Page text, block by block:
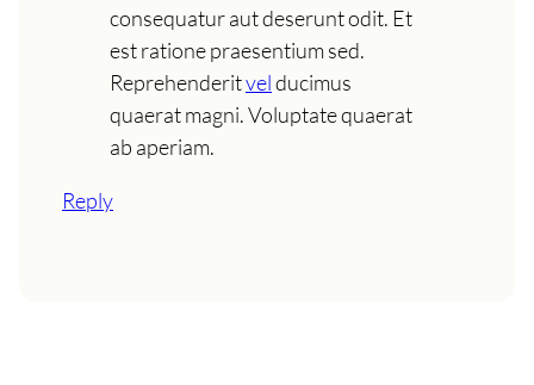
consequatur aut deserunt odit. Et
est ratione praesentium sed.
Reprehenderitvelducimus
quaerat magni. Voluptate quaerat
ab aperiam.
Reply